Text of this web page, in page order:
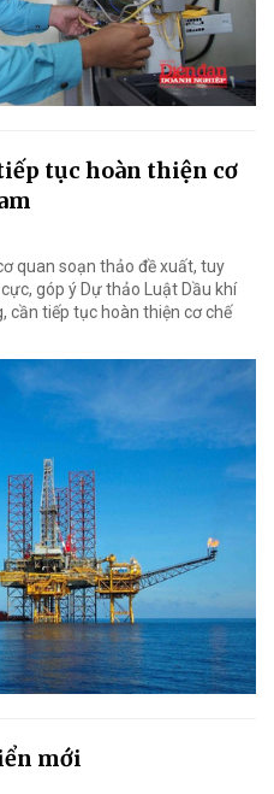
tục hoàn thiện cơ
quan soạn thảo đề xuất, tuy
góp ý Dự thảo Luật Dầu khí
cần tiếp tục hoàn thiện cơ chế
mới